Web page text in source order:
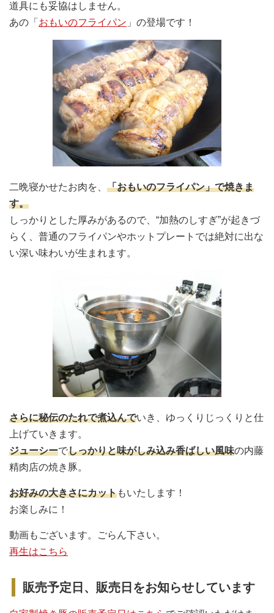
道具にも妥協はしません。
あの「 おもいのフライパン 」の登場です！
二晩寝かせたお肉を、 「おもいのフライパン」で焼きま
す。
しっかりとした厚みがあるので、“加熱のしすぎ”が起きづ
らく、普通のフライパンやホットプレートでは絶対に出な
い深い味わいが生まれます。
さらに秘伝のたれで煮込んでいき、ゆっくりじっくりと仕
上げていきます。
ジューシーでしっかりと味がしみ込み香ばしい風味の内藤
精肉店の焼き豚。
お好みの大きさにカットもいたします！
お楽しみに！
動画もございます。ごらん下さい。
再生はこちら
販売予定日、販売日をお知らせしています